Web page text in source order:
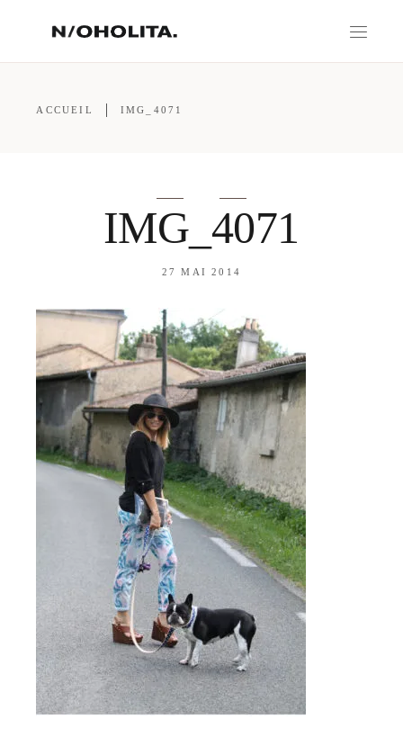
ACCUEIL IMG_4071
IMG_4071
27 MAI 2014